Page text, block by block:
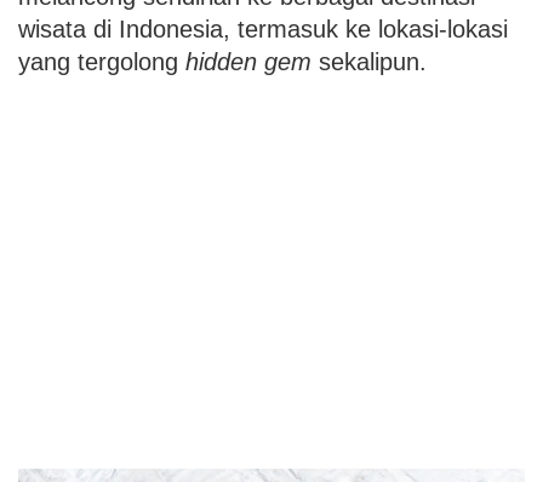
wisata di Indonesia, termasuk ke lokasi-lokasi
yang tergolong hidden gem sekalipun.